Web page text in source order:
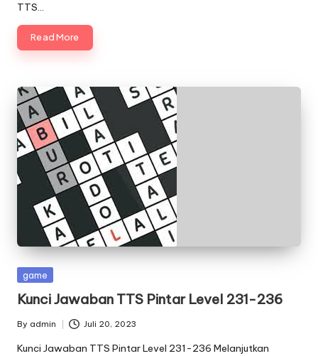
TTS…
Read More
Posted
game
Kunci Jawaban TTS Pintar Level 231-236
Posted
by
By admin Juli 20, 2023
Kunci Jawaban TTS Pintar Level 231-236 Melanjutkan